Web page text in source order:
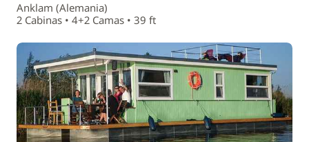
Anklam (Alemania)
2 Cabinas • 4+2 Camas • 39 ft